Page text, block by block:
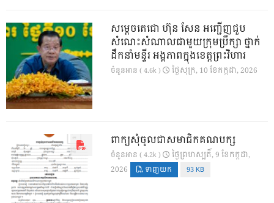
សម្តេចតេជោ ហ៊ុន សែន អញ្ជើញជួប
សំណេះសំណាលជាមួយក្រុមប្រឹក្សា ថ្នាក់
ដឹកនាំមន្ទីរ អង្គភាពក្នុងខេត្តព្រះវិហារ
ចំនួនអាន ( 4.6k ) ថ្ងៃ​សុក្រ, 10 ខែ​កក្កដា, 2026
ពាក្យសុំចូលជាសមាជិកគណបក្ស
ចំនួនអាន ( 4.2k )
ថ្ងៃ​ព្រហស្បតិ៍, 9 ខែ​កក្កដា,
2026
ទាញយក 93 KB